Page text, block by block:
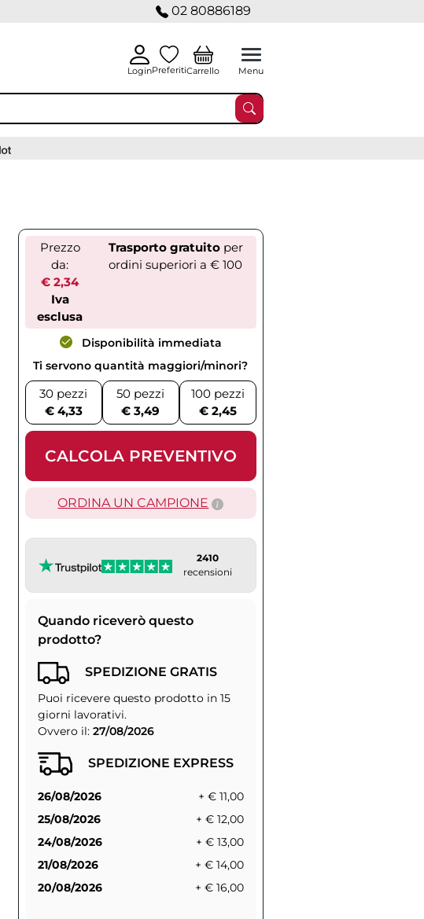
02 80886189
LoginPreferitiCarrello Menu
Prezzo
da:
€ 2,34
Iva
esclusa
Trasporto gratuitoper
ordini superiori a € 100
Disponibilità immediata
Ti servono quantità maggiori/minori?
30 pezzi
€ 4,33
50 pezzi
€ 3,49
100 pezzi
€ 2,45
CALCOLA PREVENTIVO
ORDINA UN CAMPIONE
2410
recensioni
Quando riceverò questo
prodotto?
SPEDIZIONE GRATIS
Puoi ricevere questo prodotto in 15
giorni lavorativi.
Ovvero il: 27/08/2026
SPEDIZIONE EXPRESS
26/08/2026
+ € 11,00
25/08/2026
+ € 12,00
24/08/2026
+ € 13,00
21/08/2026
+ € 14,00
20/08/2026
+ € 16,00